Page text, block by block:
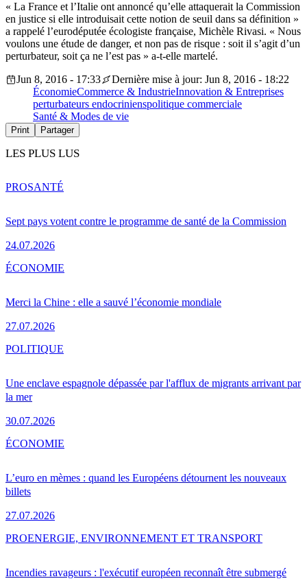
« La France et l’Italie ont annoncé qu’elle attaquerait la Commission
en justice si elle introduisait cette notion de seuil dans sa définition »
a rappelé l’eurodéputée écologiste française, Michèle Rivasi. « Nous
voulons une étude de danger, et non pas de risque : soit il s’agit d’un
perturbateur, soit ça ne l’est pas » a-t-elle martelé.
Jun 8, 2016 - 17:33
Dernière mise à jour: Jun 8, 2016 - 18:22
ÉconomieCommerce & IndustrieInnovation & Entreprises
perturbateurs endocrinienspolitique commerciale
Santé & Modes de vie
Print Partager
LES PLUS LUS
Sept pays votent contre le programme de santé de la Commission
24.07.2026
PROSANTÉ
Merci la Chine : elle a sauvé l’économie mondiale
27.07.2026
ÉCONOMIE
Une enclave espagnole dépassée par l'afflux de migrants arrivant par
la mer
30.07.2026
POLITIQUE
L’euro en mèmes : quand les Européens détournent les nouveaux
billets
27.07.2026
ÉCONOMIE
Incendies ravageurs : l'exécutif européen reconnaît être submergé
PROENERGIE, ENVIRONNEMENT ET TRANSPORT